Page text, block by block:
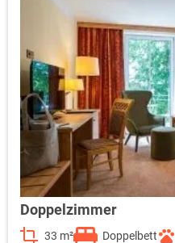
Doppelzimmer
33 m² Doppelbett